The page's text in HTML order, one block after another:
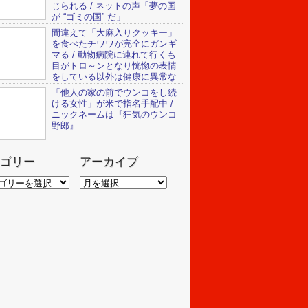
じられる / ネットの声「夢の国
が “ゴミの国” だ」
間違えて「大麻入りクッキー」
を食べたチワワが完全にガンギ
マる / 動物病院に連れて行くも
目がトロ～ンとなり恍惚の表情
をしている以外は健康に異常な
「他人の家の前でウンコをし続
ける女性」が米で指名手配中 /
ニックネームは『狂気のウンコ
野郎』
リー アーカイブ
ア
ー